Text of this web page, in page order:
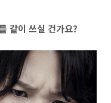
같이 쓰실 건가요?